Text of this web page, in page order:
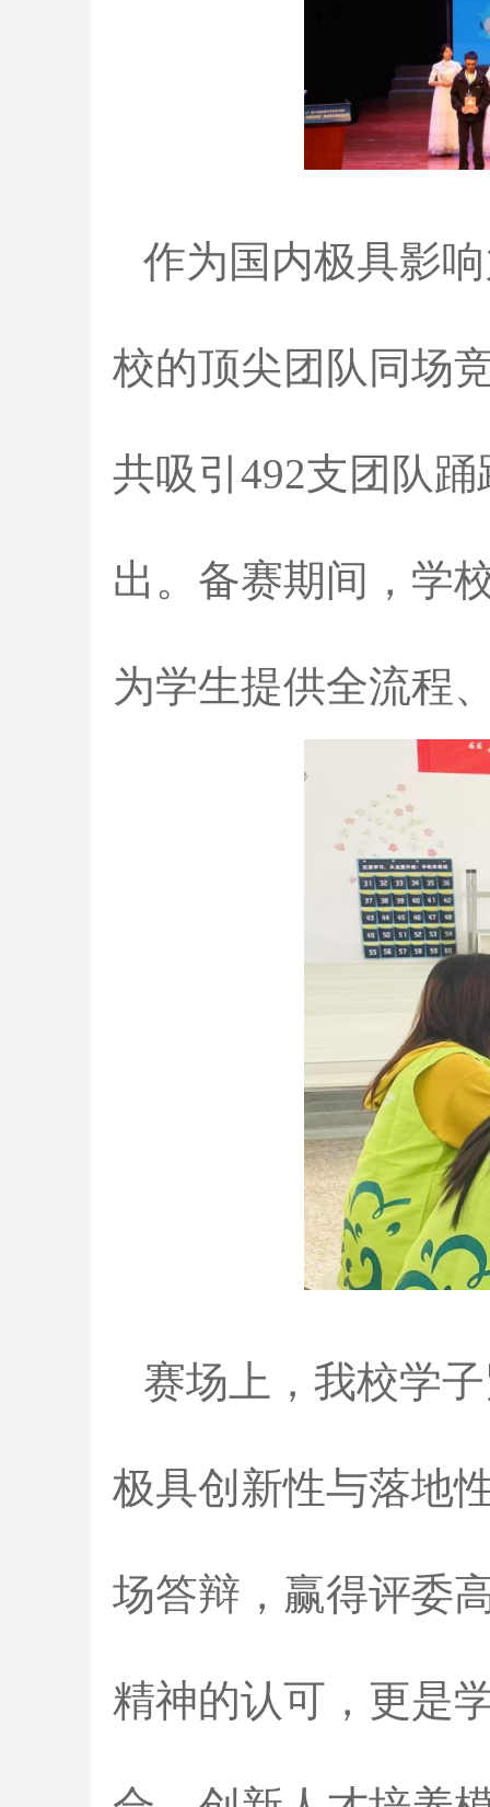
作为国内极具影
校的顶尖团队同场
共吸引492支团队
出。备赛期间，学
为学生提供全流程
赛场上，我校学
极具创新性与落地
场答辩，赢得评委
精神的认可，更是